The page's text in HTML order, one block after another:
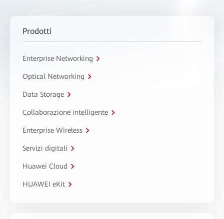
Prodotti
Enterprise Networking
Optical Networking
Data Storage
Collaborazione intelligente
Enterprise Wireless
Servizi digitali
Huawei Cloud
HUAWEI eKit